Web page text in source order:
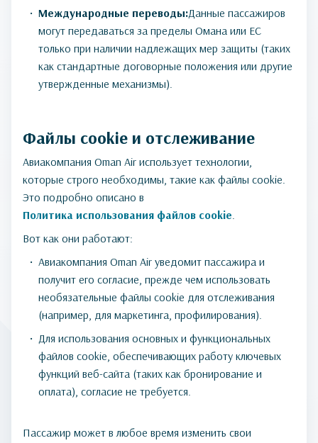
Международные переводы:Данные пассажиров
могут передаваться за пределы Омана или ЕС
только при наличии надлежащих мер защиты (таких
как стандартные договорные положения или другие
утвержденные механизмы).
Файлы cookie и отслеживание
Авиакомпания Oman Air использует технологии,
которые строго необходимы, такие как файлы cookie.
Это подробно описано в
Политика использования файлов cookie.
Вот как они работают:
Авиакомпания Oman Air уведомит пассажира и
получит его согласие, прежде чем использовать
необязательные файлы cookie для отслеживания
(например, для маркетинга, профилирования).
Для использования основных и функциональных
файлов cookie, обеспечивающих работу ключевых
функций веб-сайта (таких как бронирование и
оплата), согласие не требуется.
Пассажир может в любое время изменить свои